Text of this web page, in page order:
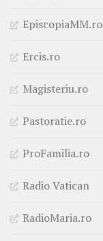
EpiscopiaMM.ro
Ercis.ro
Magisteriu.ro
Pastoratie.ro
ProFamilia.ro
Radio Vatican
RadioMaria.ro